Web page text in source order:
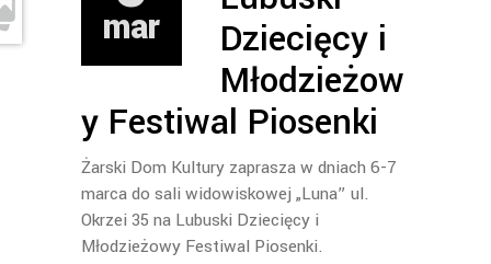
mar
Dziecięcy i
Młodzieżow
y Festiwal Piosenki
Żarski Dom Kultury zaprasza w dniach 6-7
marca do sali widowiskowej „Luna” ul.
Okrzei 35 na Lubuski Dziecięcy i
Młodzieżowy Festiwal Piosenki.